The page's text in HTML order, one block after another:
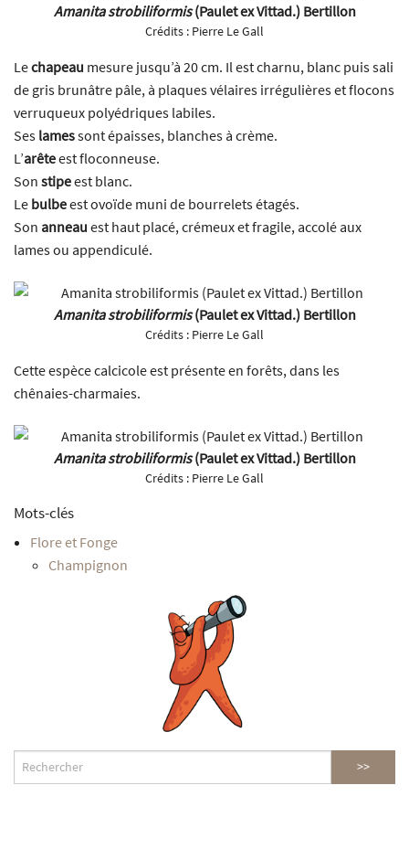
Amanita strobiliformis(Paulet ex Vittad.) Bertillon
Crédits : Pierre Le Gall
Lechapeau mesure jusqu’à 20 cm. Il est charnu, blanc puis sali
de gris brunâtre pâle, à plaques vélaires irrégulières et flocons
verruqueux polyédriques labiles.
Ses lamessont épaisses, blanches à crème.
L’arêteest floconneuse.
Son stipeest blanc.
Le bulbeest ovoïde muni de bourrelets étagés.
Son anneau est haut placé, crémeux et fragile, accolé aux
lames ou appendiculé.
Amanita strobiliformis(Paulet ex Vittad.) Bertillon
Crédits : Pierre Le Gall
Cette espèce calcicole est présente en forêts, dans les
chênaies-charmaies.
Amanita strobiliformis(Paulet ex Vittad.) Bertillon
Crédits : Pierre Le Gall
Mots-clés
Flore et Fonge
Champignon